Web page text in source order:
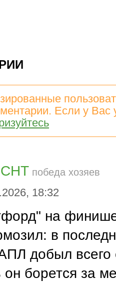
Если у Вас
победа хозяев
18:32
на
в
добыл всего
борется за